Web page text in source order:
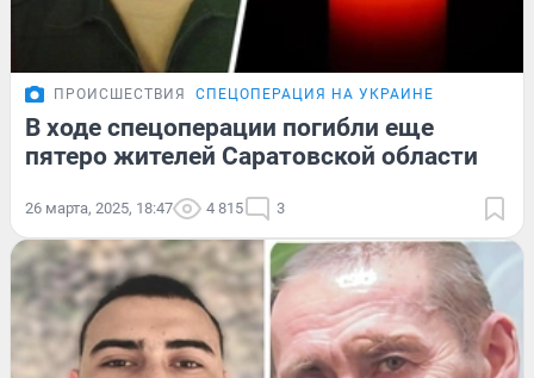
ПРОИСШЕСТВИЯ СПЕЦОПЕРАЦИЯ НА УКРАИНЕ
В ходе спецоперации погибли еще
пятеро жителей Саратовской области
26 марта, 2025, 18:47 4 815 3